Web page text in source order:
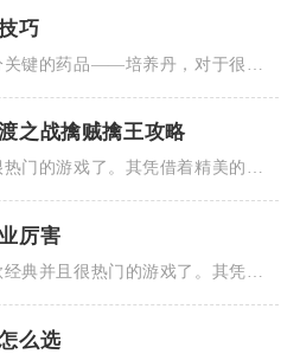
巧
关键的药品——培养丹，对于很多
之战擒贼擒王攻略
门的游戏了。其凭借着精美的画
厉害
典并且很热门的游戏了。其凭借
么选